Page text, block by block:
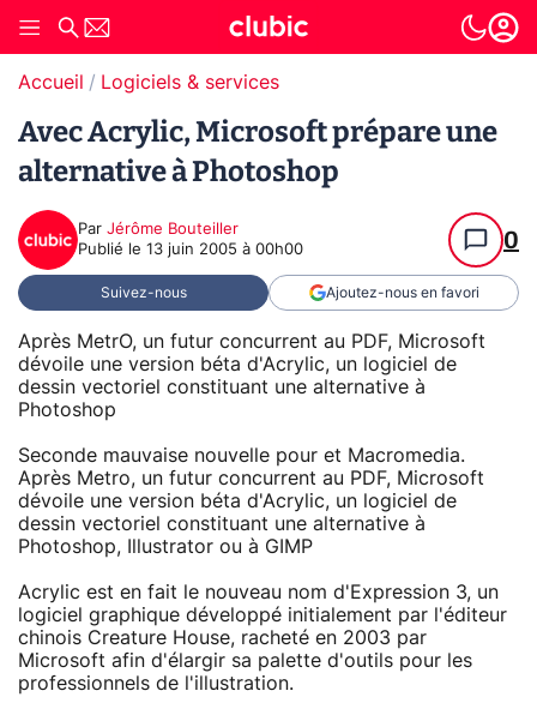
Accueil Logiciels & services
Avec Acrylic, Microsoft prépare une
alternative à Photoshop
Par Jérôme Bouteiller
Publié le 13 juin 2005 à 00h00 0
Suivez-nous Ajoutez-nous en favori
Après MetrO, un futur concurrent au PDF, Microsoft
dévoile une version béta d'Acrylic, un logiciel de
dessin vectoriel constituant une alternative à
Photoshop
Seconde mauvaise nouvelle pour et Macromedia.
Après Metro, un futur concurrent au PDF, Microsoft
dévoile une version béta d'Acrylic, un logiciel de
dessin vectoriel constituant une alternative à
Photoshop, Illustrator ou à GIMP
Acrylic est en fait le nouveau nom d'Expression 3, un
logiciel graphique développé initialement par l'éditeur
chinois Creature House, racheté en 2003 par
Microsoft afin d'élargir sa palette d'outils pour les
professionnels de l'illustration.